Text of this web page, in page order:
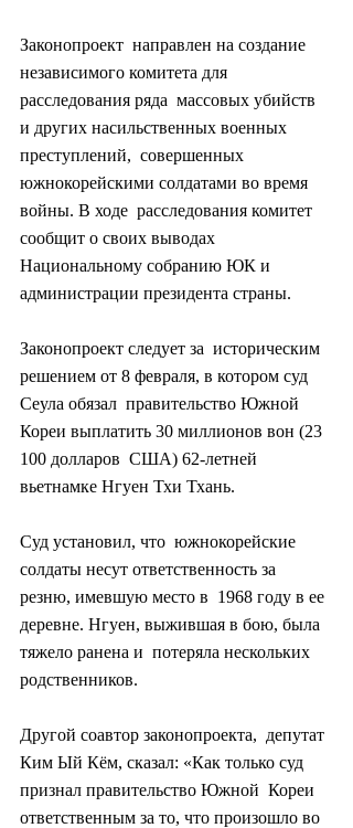
Законопроект  направлен на создание
независимого комитета для
расследования ряда  массовых убийств
и других насильственных военных
преступлений,  совершенных
южнокорейскими солдатами во время
войны. В ходе  расследования комитет
сообщит о своих выводах
Национальному собранию ЮК и
администрации президента страны.
Законопроект следует за  историческим
решением от 8 февраля, в котором суд
Сеула обязал  правительство Южной
Кореи выплатить 30 миллионов вон (23
100 долларов  США) 62-летней
вьетнамке Нгуен Тхи Тхань.
Суд установил, что  южнокорейские
солдаты несут ответственность за
резню, имевшую место в  1968 году в ее
деревне. Нгуен, выжившая в бою, была
тяжело ранена и  потеряла нескольких
родственников.
Другой соавтор законопроекта,  депутат
Ким Ый Кём, сказал: «Как только суд
признал правительство Южной  Кореи
ответственным за то, что произошло во